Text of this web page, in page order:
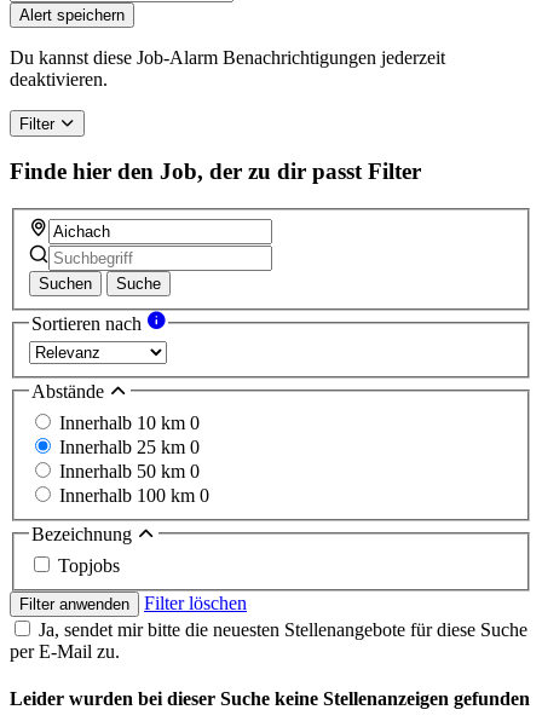
Alert speichern
Du kannst diese Job-Alarm Benachrichtigungen jederzeit
deaktivieren.
Filter
Finde hier den Job, der zu dir passt Filter
Suchen Suche
Sortieren nach
Abstände
Innerhalb 10 km 0
Innerhalb 25 km 0
Innerhalb 50 km 0
Innerhalb 100 km 0
Bezeichnung
Topjobs
Filter anwenden
Filter löschen
Ja, sendet mir bitte die neuesten Stellenangebote für diese Suche
per E-Mail zu.
Leider wurden bei dieser Suche keine Stellenanzeigen gefunden